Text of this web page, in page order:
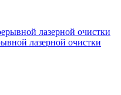
лазерной очистки